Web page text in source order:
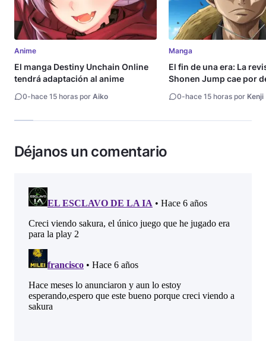
Anime
El manga Destiny Unchain Online
tendrá adaptación al anime
0-hace 15 horas por Aiko
Manga
El fin de una era: La
Shonen Jump cae por
0-hace 15 horas por Kenji
Déjanos un comentario